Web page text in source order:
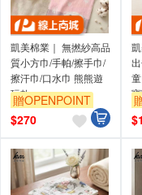
凱美棉業｜ 無撚紗高品
質小方巾/手帕/擦手巾/
擦汗巾/口水巾 熊熊遊
玩款
贈OPENPOINT
$270
$